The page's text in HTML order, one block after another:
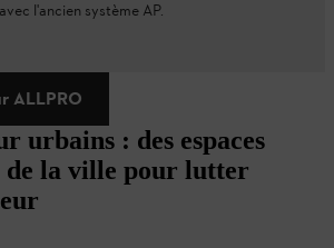
l'ancien système AP.
ALLPRO
urbains : des espaces
la ville pour lutter